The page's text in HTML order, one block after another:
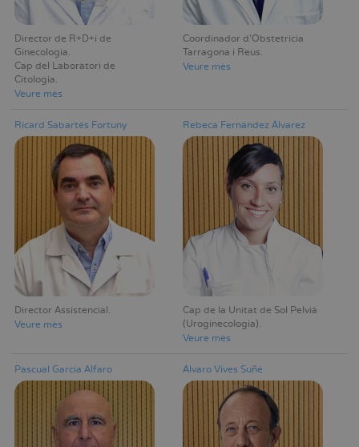
Director de R+D+i de
Ginecologia
Cap del Laboratori de
Citologia
Veure mès
Coordinador d'Obstetrícia
Tarragona i Reus
Veure mès
Ricard Sabartés Fortuny
Director Assistencial
Veure mès
Rebeca Fernández Álvarez
Cap de la Unitat de Sol Pelvià
(Uroginecologia)
Veure mès
Pascual García Alfaro Álvaro Vives Suñé